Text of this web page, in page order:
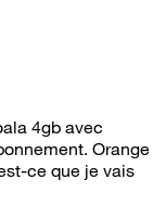
4gb avec
Orange
ce que je vais